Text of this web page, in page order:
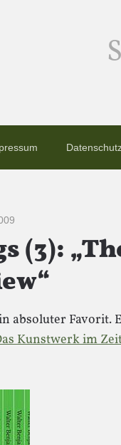
(3):
absoluter Favorit.
Kunstwerk im